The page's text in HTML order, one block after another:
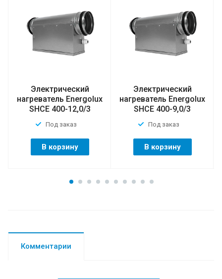
Электрический
нагреватель Energolux
SHCE 400-12,0/3
Под заказ
В корзину
Электрический
нагреватель Energolux
SHCE 400-9,0/3
Под заказ
В корзину
Комментарии